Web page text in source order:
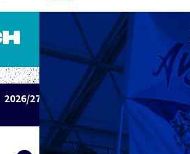
2026/27明治安田J1リーグ アビスパ福
岡 vs セレッソ大阪